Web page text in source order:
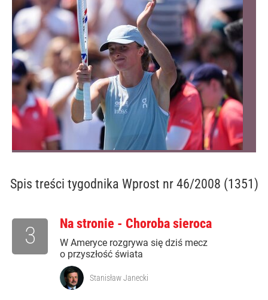
Spis treści tygodnika Wprost nr 46/2008 (1351)
Na stronie - Choroba sieroca
W Ameryce rozgrywa się dziś mecz
o przyszłość świata
3
Stanisław Janecki